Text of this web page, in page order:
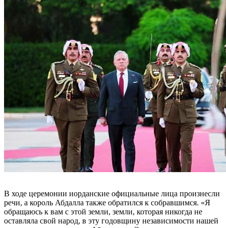
В ходе церемонии иорданские официальные лица произнесли
речи, а король Абдалла также обратился к собравшимся. «Я
обращаюсь к вам с этой земли, земли, которая никогда не
оставляла свой народ, в эту годовщину независимости нашей